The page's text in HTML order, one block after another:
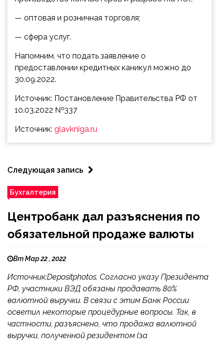
— оптовая и розничная торговля;
— сфера услуг.
Напомним, что подать заявление о
предоставлении кредитных каникул можно до
30.09.2022.
Источник: Постановление Правительства РФ от
10.03.2022 №337
Источник: glavkniga.ru
Следующая запись
Бухгалтерия
Центробанк дал разъяснения по
обязательной продаже валюты
Вт Мар 22 , 2022
Источник:Depositphotos. Согласно указу Президента
РФ, участники ВЭД обязаны продавать 80%
валютной выручки. В связи с этим Банк России
осветил некоторые процедурные вопросы. Так, в
частности, разъяснено, что продажа валютной
выручки, полученной резидентом (за